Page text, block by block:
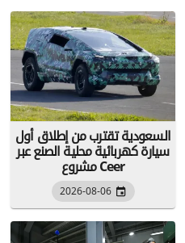
السعودية تقترب من إطلاق أول
سيارة كهربائية محلية الصنع عبر
مشروع Ceer
2026-08-06